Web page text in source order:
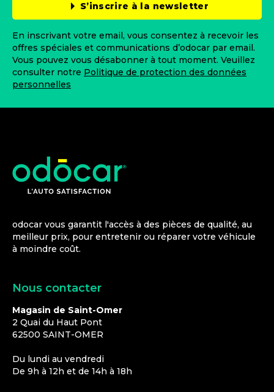
S’inscrire à la newsletter
En inscrivant votre email, vous consentez à recevoir les
offres spéciales et communications d’odocar par email.
Vous pouvez vous désabonner à tout moment. Veuillez
consulter notre Politique de protection des données
personnelles
odocar vous garantit l'accès à des pièces de qualité, au
meilleur prix, pour entretenir ou réparer votre véhicule
à moindre coût.
Nous contacter
Magasin de Saint-Omer
2 Quai du Haut Pont
62500 SAINT-OMER
Du lundi au vendredi
De 9h à 12h et de 14h à 18h